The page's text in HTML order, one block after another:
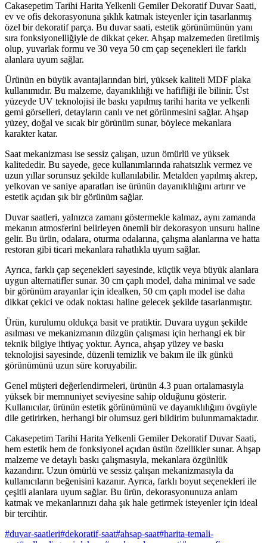
Cakasepetim Tarihi Harita Yelkenli Gemiler Dekoratif Duvar Saati,
ev ve ofis dekorasyonuna şıklık katmak isteyenler için tasarlanmış
özel bir dekoratif parça. Bu duvar saati, estetik görünümünün yanı
sıra fonksiyonelliğiyle de dikkat çeker. Ahşap malzemeden üretilmiş
olup, yuvarlak formu ve 30 veya 50 cm çap seçenekleri ile farklı
alanlara uyum sağlar.
Ürünün en büyük avantajlarından biri, yüksek kaliteli MDF plaka
kullanımıdır. Bu malzeme, dayanıklılığı ve hafifliği ile bilinir. Üst
yüzeyde UV teknolojisi ile baskı yapılmış tarihi harita ve yelkenli
gemi görselleri, detayların canlı ve net görünmesini sağlar. Ahşap
yüzey, doğal ve sıcak bir görünüm sunar, böylece mekanlara
karakter katar.
Saat mekanizması ise sessiz çalışan, uzun ömürlü ve yüksek
kalitededir. Bu sayede, gece kullanımlarında rahatsızlık vermez ve
uzun yıllar sorunsuz şekilde kullanılabilir. Metalden yapılmış akrep,
yelkovan ve saniye aparatları ise ürünün dayanıklılığını artırır ve
estetik açıdan şık bir görünüm sağlar.
Duvar saatleri, yalnızca zamanı göstermekle kalmaz, aynı zamanda
mekanın atmosferini belirleyen önemli bir dekorasyon unsuru haline
gelir. Bu ürün, odalara, oturma odalarına, çalışma alanlarına ve hatta
restoran gibi ticari mekanlara rahatlıkla uyum sağlar.
Ayrıca, farklı çap seçenekleri sayesinde, küçük veya büyük alanlara
uygun alternatifler sunar. 30 cm çaplı model, daha minimal ve sade
bir görünüm arayanlar için idealken, 50 cm çaplı model ise daha
dikkat çekici ve odak noktası haline gelecek şekilde tasarlanmıştır.
Ürün, kurulumu oldukça basit ve pratiktir. Duvara uygun şekilde
asılması ve mekanizmanın düzgün çalışması için herhangi ek bir
teknik bilgiye ihtiyaç yoktur. Ayrıca, ahşap yüzey ve baskı
teknolojisi sayesinde, düzenli temizlik ve bakım ile ilk günkü
görünümünü uzun süre koruyabilir.
Genel müşteri değerlendirmeleri, ürünün 4.3 puan ortalamasıyla
yüksek bir memnuniyet seviyesine sahip olduğunu gösterir.
Kullanıcılar, ürünün estetik görünümünü ve dayanıklılığını övgüyle
dile getirirken, herhangi bir olumsuz geri bildirim bulunmamaktadır.
Cakasepetim Tarihi Harita Yelkenli Gemiler Dekoratif Duvar Saati,
hem estetik hem de fonksiyonel açıdan üstün özellikler sunar. Ahşap
malzeme ve detaylı baskı çalışmasıyla, mekanlara özgünlük
kazandırır. Uzun ömürlü ve sessiz çalışan mekanizmasıyla da
kullanıcıların beğenisini kazanır. Ayrıca, farklı boyut seçenekleri ile
çeşitli alanlara uyum sağlar. Bu ürün, dekorasyonunuza anlam
katmak ve mekanlarınızı daha şık hale getirmek isteyenler için ideal
bir tercihtir.
#duvar-saatleri#dekoratif-saat#ahsap-saat#harita-temali-